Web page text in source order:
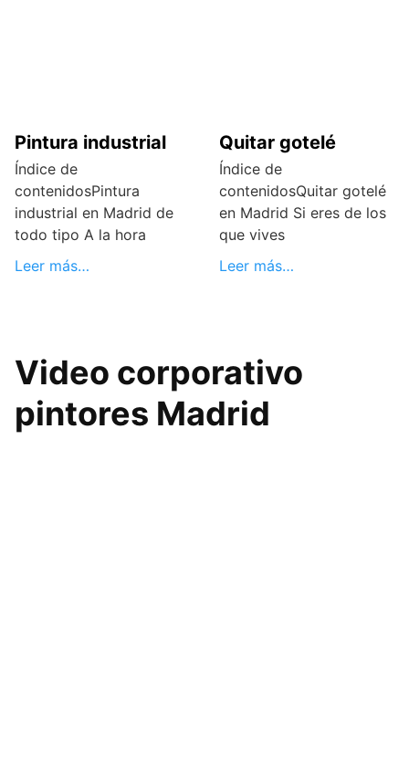
Pintura industrial
Índice de
contenidosPintura
industrial en Madrid de
todo tipo A la hora
Leer más…
Quitar gotelé
Índice de
contenidosQuitar gotelé
en Madrid Si eres de los
que vives
Leer más…
Video corporativo
pintores Madrid